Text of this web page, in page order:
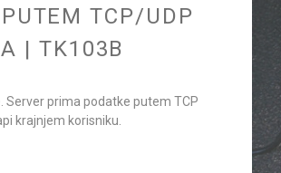
TCP/UDP
| TK103B
Server prima podatke putem TCP
krajnjem korisniku.